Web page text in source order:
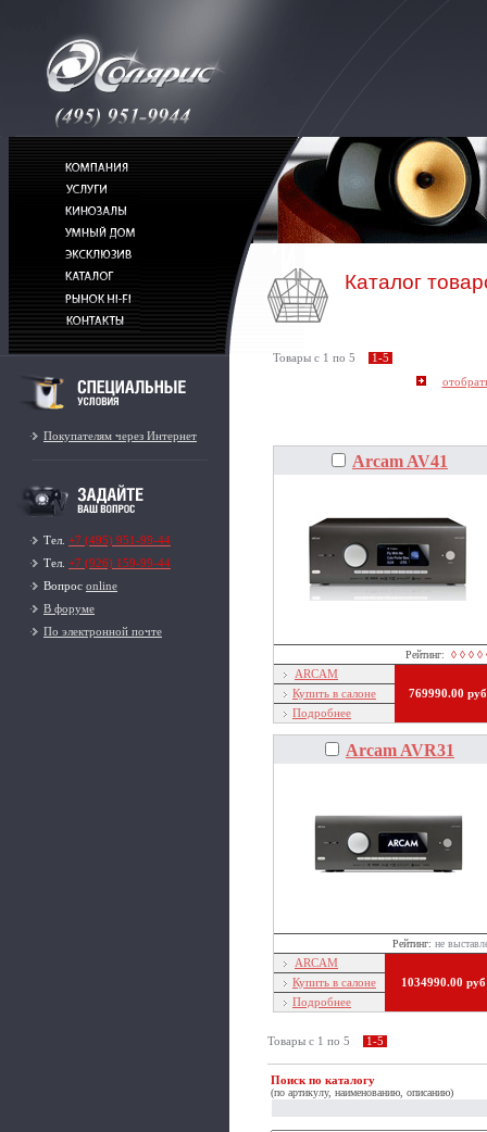
Покупателям через Интернет
Тел. +7 (495) 951-99-44
Тел. +7 (926) 159-99-44
Вопрос online
В форуме
По электронной почте
Каталог
Товары c 1 по 5 1-5
Arcam AV41
Рейтинг:
◊ ◊ ◊ ◊
ARCAM
769990.00 руб
Купить в салоне
Подробнее
Arcam AVR31
Рейтинг: не
ARCAM
1034990.00 руб
Купить в салоне
Подробнее
Товары c 1 по 5 1-5
Поиск по каталогу
(по артикулу, наименованию, описанию)